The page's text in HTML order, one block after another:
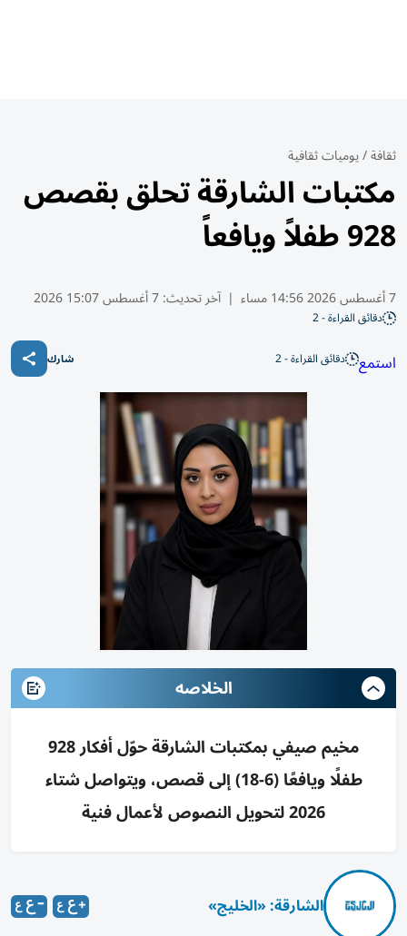
ثقافة/يوميات ثقافية
مكتبات الشارقة تحلق بقصص
928 طفلاً ويافعاً
7 أغسطس 2026 14:56 مساء | آخر تحديث:7 أغسطس 15:07 2026
دقائق القراءة - 2
استمع دقائق القراءة - 2 شارك
الخلاصه
مخيم صيفي بمكتبات الشارقة حوّل أفكار 928
طفلًا ويافعًا (6-18) إلى قصص، ويتواصل شتاء
2026 لتحويل النصوص لأعمال فنية
الشارقة: «الخليج»